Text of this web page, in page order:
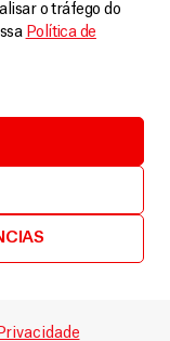
o tráfego do
Política de
CONTRA